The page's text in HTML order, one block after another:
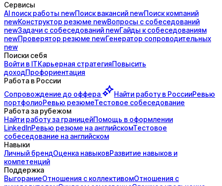
Сервисы
AI поискработы newПоисквакансий newПоисккомпаний
newКонструктор резюме newВопросы с собеседований
newЗадачи с собеседований newГайды ксобеседованиям
newПроверятор резюме newГенератор сопроводительных
new
Поиски себя
Войти в ITКарьерная стратегияПовысить
доходПрофориентация
Работа в России
Сопровождение до оффера Найти работу в РоссииРевью
портфолиоРевью резюмеТестовое собеседование
Работа за рубежом
Найти работу за границейПомощь в оформлении
LinkedInРевью резюме на английскомТестовое
собеседование на английском
Навыки
Личный брендОценка навыковРазвитие навыков и
компетенций
Поддержка
ВыгораниеОтношения с коллективомОтношения с